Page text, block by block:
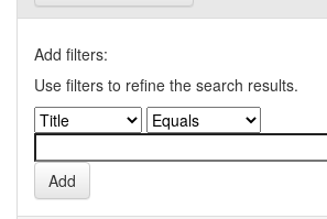
Add filters:
Use filters to refine the search results.